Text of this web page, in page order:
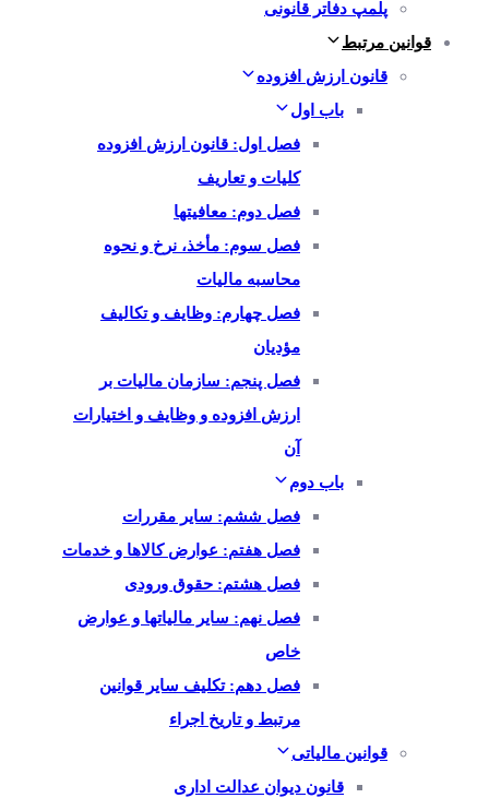
پلمپ دفاتر قانونی
قوانین مرتبط
قانون ارزش افزوده
باب اول
فصل اول: قانون ارزش افزوده
کلیات و تعاریف
فصل دوم: معافیتها
فصل سوم: مأخذ، نرخ و نحوه
محاسبه مالیات
فصل چهارم: وظایف و تکالیف
مؤدیان
فصل پنجم: سازمان مالیات بر
ارزش افزوده و وظایف و اختیارات
باب دوم
فصل ششم: سایر مقررات
فصل هفتم: عوارض کالاها و خدمات
فصل هشتم: حقوق ورودی
فصل نهم: سایر مالیاتها و عوارض
خاص
فصل دهم: تکلیف سایر قوانین
مرتبط و تاریخ اجراء
قوانین مالیاتی
قانون دیوان عدالت اداری